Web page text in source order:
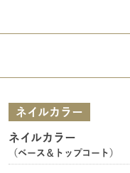
ネイルカラー
ネイルカラー
（ベース＆トップコート）